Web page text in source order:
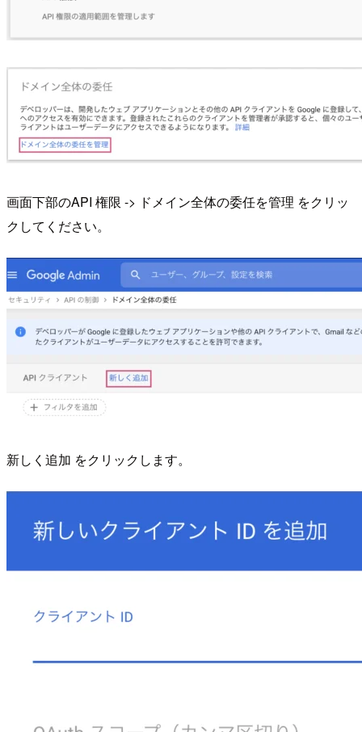
画面下部のAPI 権限 -> ドメイン全体の委任を管理 をクリッ
クしてください。
新しく追加 をクリックします。